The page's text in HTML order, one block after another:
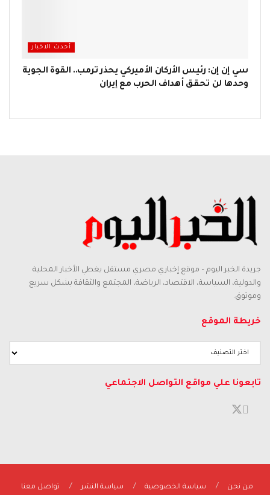
أحدث الاخبار
سي إن إن: رئيس الأركان الأميركي يحذر ترمب.. القوة الجوية
وحدها لن تحقق أهداف الحرب مع إيران
جريدة الخبر اليوم – موقع إخباري مصري مستقل يغطي الأخبار المحلية
والدولية، السياسة، الاقتصاد، الرياضة، المجتمع والثقافة بشكل سريع
وموثوق.
خريطة الموقع
تابعونا علي مواقع التواصل الاجتماعي
من نحن سياسة الخصوصية سياسة النشر تواصل معنا